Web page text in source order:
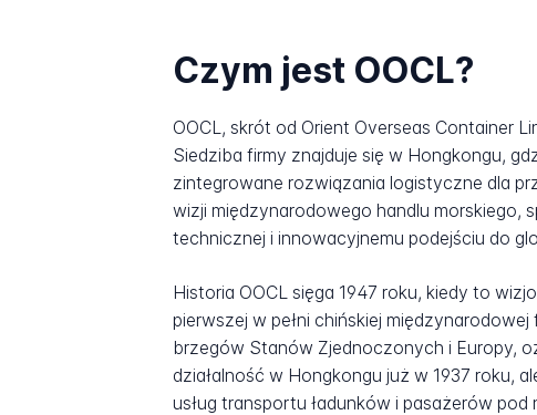
Czym jest OOCL?
OOCL, skrót od Orient Overseas Container
Siedziba firmy znajduje się w Hongkongu,
zintegrowane rozwiązania logistyczne dla
wizji międzynarodowego handlu morskiego,
technicznej i innowacyjnemu podejściu do
Historia OOCL sięga 1947 roku, kiedy to
pierwszej w pełni chińskiej
brzegów Stanów Zjednoczonych i Europy,
działalność w Hongkongu już w 1937 roku,
usług transportu ładunków i pasażerów pod